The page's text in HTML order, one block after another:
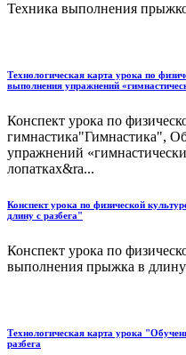
Техника выполнения
Технологическая карта урока по
выполнения упражнений
Конспект урока по
гимнастика"Гимнастика",
упражнений
лопатках&ra...
Конспект урока по физической
длину с разбега"
Конспект урока по
выполнения прыжка в длину
Технологическая карта урока
разбега